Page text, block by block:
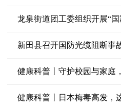
龙泉街道团工委组织开展“
新田县召开国防光缆阻断事
健康科普丨守护校园与家庭
健康科普丨日本梅毒高发，